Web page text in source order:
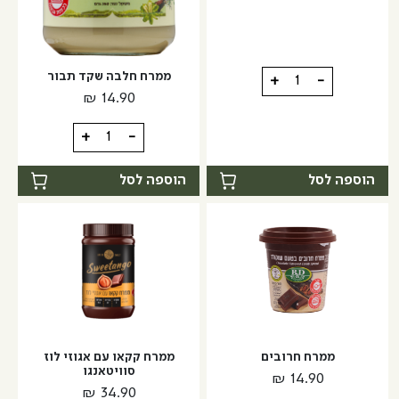
-
כמות
של
+
הוספה לסל
ממרח חלבה שקד תבור
₪ 14.90
-
כמות
של
ממרח
חלבה
שקד
תבור
+
הוספה לסל
ממרח חרובים
₪ 14.90
ממרח קקאו עם אגוזי לוז
סוויטאנגו
₪ 34.90